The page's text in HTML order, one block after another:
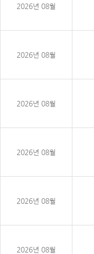
2026년 08월
2026년 08월
2026년 08월
2026년 08월
2026년 08월
2026년 08월